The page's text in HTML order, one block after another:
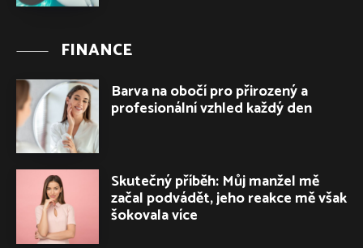
FINANCE
Barva na obočí pro přirozený a
profesionální vzhled každý den
Skutečný příběh: Můj manžel mě
začal podvádět, jeho reakce mě však
šokovala více